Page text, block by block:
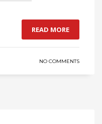
READ MORE
NO COMMENTS